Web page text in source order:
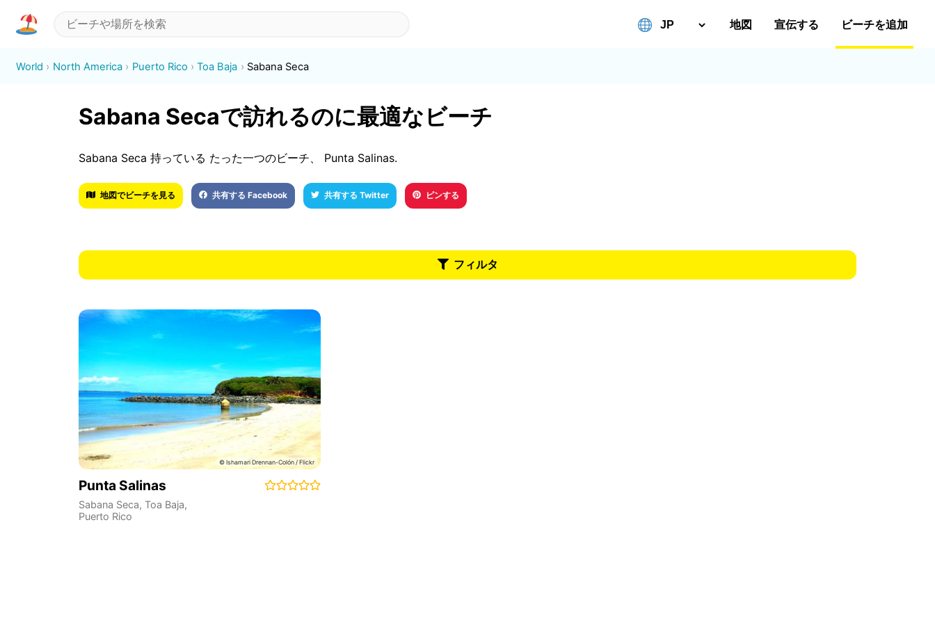
地図 宣伝する ビーチを追加
World North America Puerto Rico Toa Baja Sabana Seca
Sabana Secaで訪れるのに最適なビーチ
Sabana Seca 持っている たった一つのビーチ、 Punta Salinas.
地図でビーチを見る 共有する Facebook 共有する Twitter ピンする
フィルタ
Punta Salinas
Sabana Seca, Toa Baja,
Puerto Rico